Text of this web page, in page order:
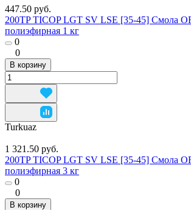
447.50 руб.
200TP TICOP LGT SV LSE [35-45] Смола
полиэфирная 1 кг
0
0
В корзину
Turkuaz
1 321.50 руб.
200TP TICOP LGT SV LSE [35-45] Смола
полиэфирная 3 кг
0
0
В корзину